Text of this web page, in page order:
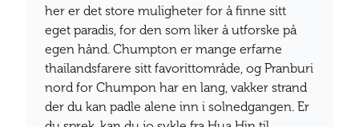
her er det store muligheter for å finne sitt
eget paradis, for den som liker å utforske på
egen hånd. Chumpton er mange erfarne
thailandsfarere sitt favorittområde, og Pranburi
nord for Chumpon har en lang, vakker strand
der du kan padle alene inn i solnedgangen. Er